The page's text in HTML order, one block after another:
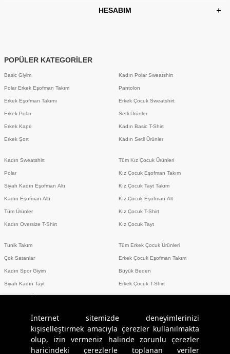
İnternet sitemizde deneyimlerinizi
kişiselleştirmek amacıyla çerezler kullanılmakta
olup, izin vermeniz halinde zorunlu çerezler
haricindeki çerezlerle toplanan veriler
HESABIM
Sosyal Medya
POPÜLER KATEGORİLER
Basic Giyim
Polar Erkek Eşofman Takım
Erkek Eşofman Takımı
Erkek Polar
Erkek Kapri
Erkek Şort
Kadın Sweatshirt
Polar
Siyah Kadın Eşofman Altı
Kadın Eşofman Altı
Tüm Ürünler
Kadın Oversize T-Shirt
Tunik Takım
Çok Satanlar
Kadın Spor Giyim
Siyah Kadın Tayt
Erkek Setli Ürünler
Kadın Polar Sweatshirt
Pantolon
Erkek Çocuk Sweatshirt
Setli Ürünler
Kadın Basic T-Shirt
Kadın Setli Ürünler
Tüm Kız Çocuk Ürünleri
Kız Çocuk Eşofman Takım
Kız Çocuk Tayt Takım
Kız Çocuk Eşofman Alt
Kız Çocuk T-Shirt
Kız Çocuk Tayt
Tüm Erkek Çocuk Ürünleri
Erkek Çocuk Eşofman Takım
Büyük Beden
Erkek Çocuk T-Shirt